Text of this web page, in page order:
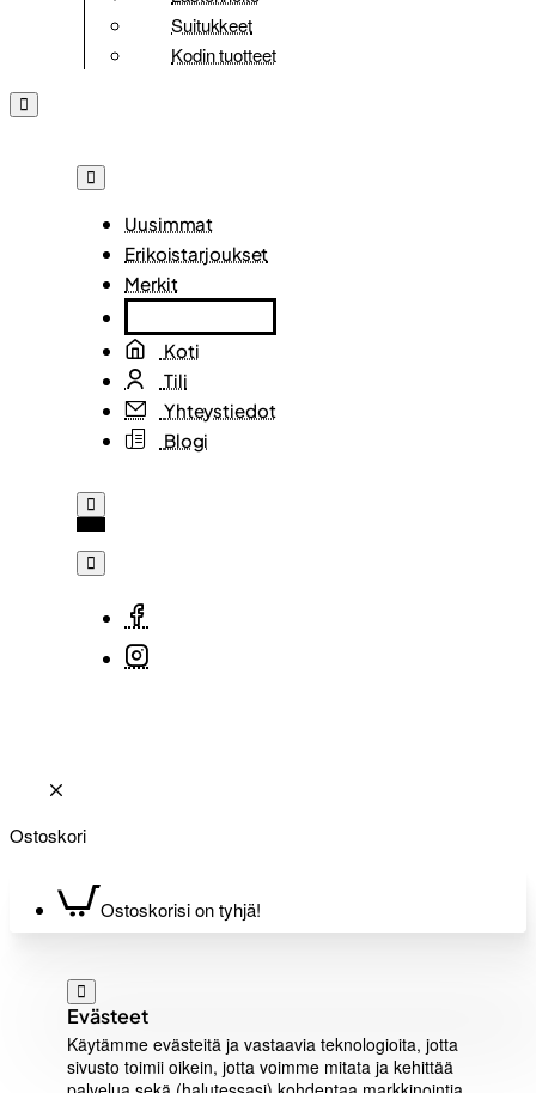
Suitukkeet
Kodin tuotteet
Uusimmat
Erikoistarjoukset
Merkit
Koti
Tili
Yhteystiedot
Blogi
Ostoskori
Ostoskorisi on tyhjä!
Evästeet
Käytämme evästeitä ja vastaavia teknologioita, jotta
sivusto toimii oikein, jotta voimme mitata ja kehittää